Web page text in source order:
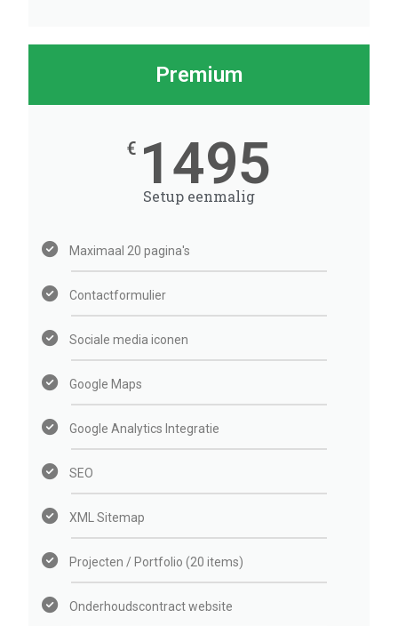
Premium
€ 1495
Setup eenmalig
Maximaal 20 pagina's
Contactformulier
Sociale media iconen
Google Maps
Google Analytics Integratie
SEO
XML Sitemap
Projecten / Portfolio (20 items)
Onderhoudscontract website